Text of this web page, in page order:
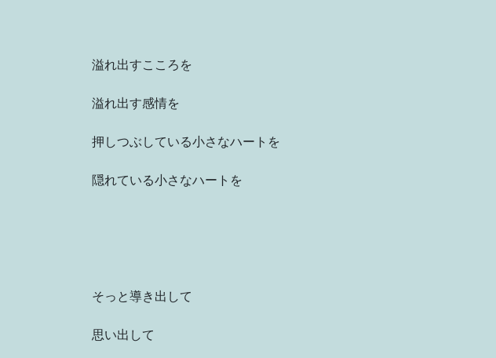
溢れ出すこころを
溢れ出す感情を
押しつぶしている小さなハートを
隠れている小さなハートを
そっと導き出して
思い出して